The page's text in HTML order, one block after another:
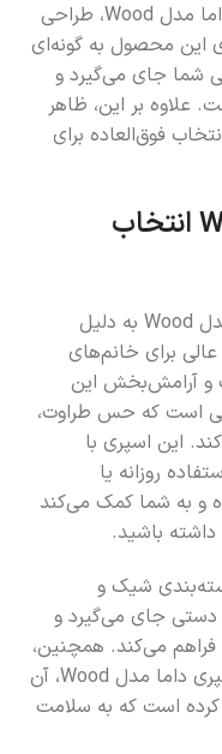
یکی از جذاب‌ترین ویژگی‌های اسپری داما مدل Wood، طراحی
این محصول به گونه‌ای
شما جای می‌گیرد و
علاوه بر این، ظاهر
فوق‌العاده برای
چرا اسپری داما مدل Wood انتخاب
اسپری خوشبو کننده بدن زنانه داما مدل Wood به دلیل
برای خانم‌های
آرامش‌بخش این
است که حس طراوت،
این اسپری با
روزانه یا
و به شما کمک می‌کند
باشید.
شیک و
دستی جای می‌گیرد و
فراهم می‌کند. همچنین،
فرمولاسیون ایمن و ضد حساسیت اسپری داما مدل Wood، آن
کرده است که به سلامت